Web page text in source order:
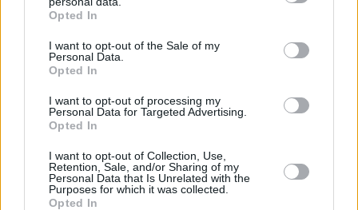
grant or deny consent to Google and its third-party tags to
use your data for below specified purposes in below Google
consent section.
Opted In
I want to opt-out of the Sale of my
Personal Data.
Opted In
I want to opt-out of processing my
Personal Data for Targeted Advertising.
Opted In
I want to opt-out of Collection, Use,
Retention, Sale, and/or Sharing of my
Personal Data that Is Unrelated with the
Purposes for which it was collected.
Opted In
Ο γιος του Αγά Χαν, Ραχίμ Αλ Χουσάινι, αναλαμβάνει νέος
πνευματικός ηγέτης των Ισμαηλιτών